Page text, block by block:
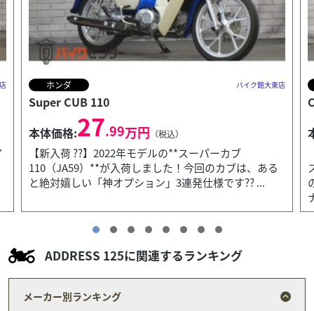
ホンダ バイク館大東店
CROSS CUB 110
本体価格:36.99万円 （税込）
【絶版大人気カラー】状態良好なフルノーマル！クロ
スカブ110（プコブルー）入荷しました！街映え抜群
のくすみパステル「プコブルー」が入荷です！前オー
ADDRESS 125に関連するランキング
メーカー別ランキング